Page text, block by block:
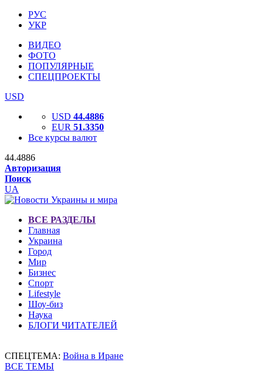
РУС
УКР
ВИДЕО
ФОТО
ПОПУЛЯРНЫЕ
СПЕЦПРОЕКТЫ
USD
USD 44.4886
EUR 51.3350
Все курсы валют
44.4886
Авторизация
Поиск
UA
ВСЕ РАЗДЕЛЫ
Главная
Украина
Город
Мир
Бизнес
Спорт
Lifestyle
Шоу-биз
Наука
БЛОГИ ЧИТАТЕЛЕЙ
СПЕЦТЕМА: Война в Иране
ВСЕ ТЕМЫ